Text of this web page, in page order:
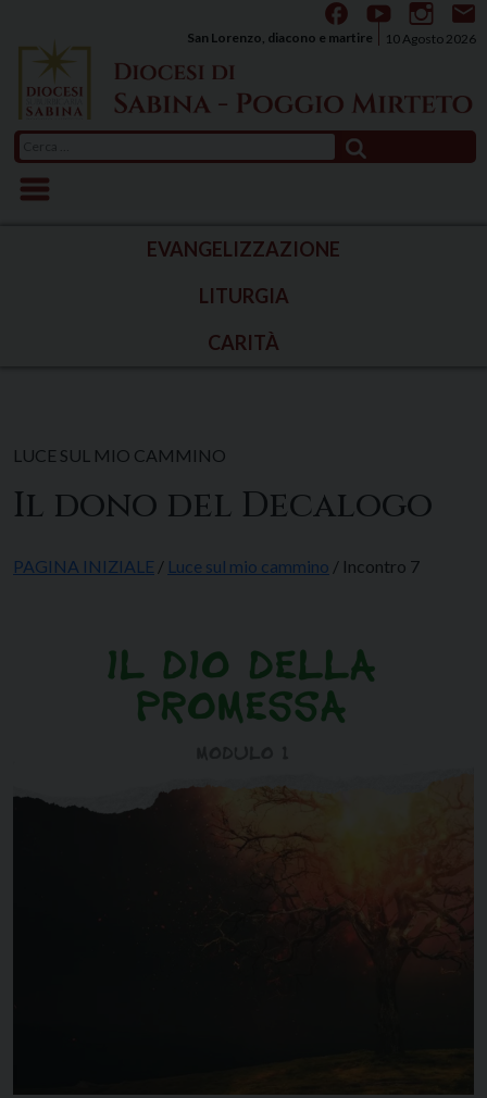
content
10 Agosto 2026
San Lorenzo, diacono e martire
per:
EVANGELIZZAZIONE
LITURGIA
CARITÀ
LUCE SUL MIO CAMMINO
Il dono del Decalogo
PAGINA INIZIALE / Luce sul mio cammino / Incontro 7